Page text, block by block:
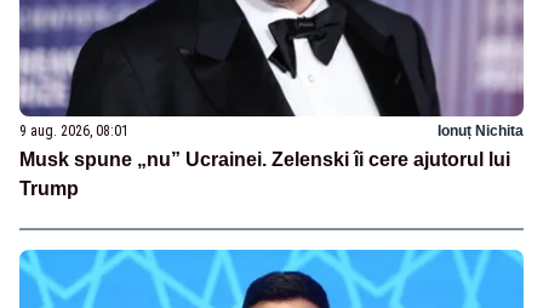
9 aug. 2026, 08:01 Ionuț Nichita
Musk spune „nu” Ucrainei. Zelenski îi cere ajutorul lui
Trump